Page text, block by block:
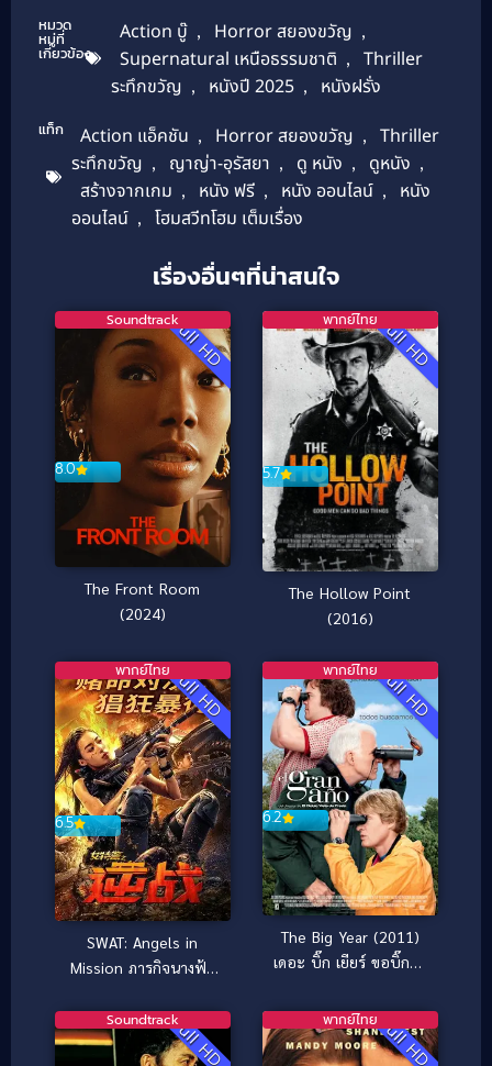
หมวด
หมู่ที่
เกี่ยวข้อง
Action บู๊ , Horror สยองขวัญ ,
Supernatural เหนือธรรมชาติ ,
Thriller
ระทึกขวัญ , หนังปี 2025 , หนังฝรั่ง
แท็ก Action แอ็คชัน , Horror สยองขวัญ ,
Thriller
ระทึกขวัญ , ญาญ่า-อุรัสยา , ดู หนัง , ดูหนัง ,
สร้างจากเกม , หนัง ฟรี , หนัง ออนไลน์ ,
หนัง
ออนไลน์ , โฮมสวีทโฮม เต็มเรื่อง
เรื่องอื่นๆที่น่าสนใจ
Full HD
8.0
Soundtrack
The Front Room
(2024)
Full HD
5.7
พากย์ไทย
The Hollow Point
(2016)
Full HD
6.5
พากย์ไทย
SWAT: Angels in
Mission ภารกิจนางฟ้า
Full HD
6.2
พากย์ไทย
The Big Year (2011)
เดอะ บิ๊ก เยียร์ ขอบิ๊กสัก
Full HD
Soundtrack Full HD
พากย์ไทย